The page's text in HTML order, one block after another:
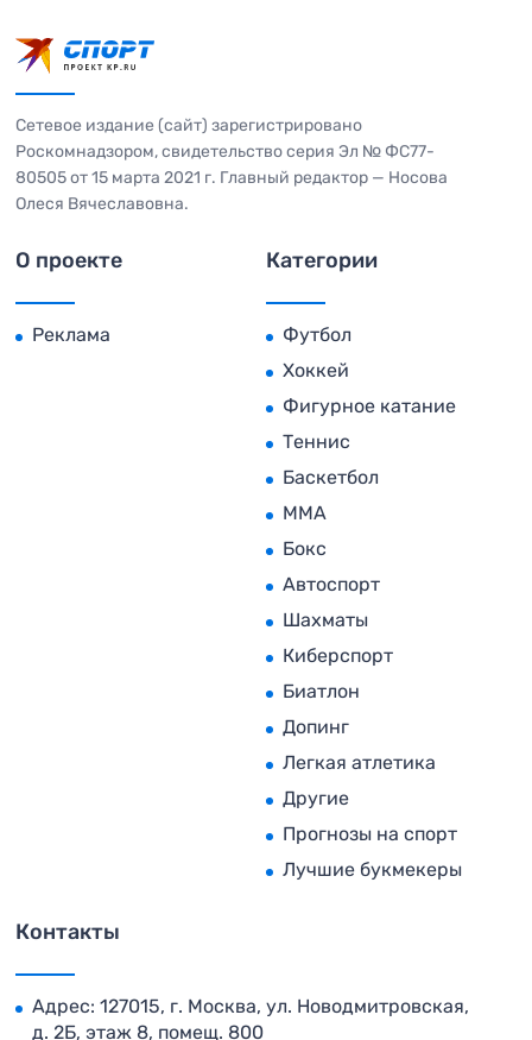
Сетевое издание (сайт) зарегистрировано
Роскомнадзором, свидетельство серия Эл № ФС77-
80505 от 15 марта 2021 г. Главный редактор — Носова
Олеся Вячеславовна.
О проекте
Реклама
Категории
Футбол
Хоккей
Фигурное катание
Теннис
Баскетбол
MMA
Бокс
Автоспорт
Шахматы
Киберспорт
Биатлон
Допинг
Легкая атлетика
Другие
Прогнозы на спорт
Лучшие букмекеры
Контакты
Адрес: 127015, г. Москва, ул. Новодмитровская,
д. 2Б, этаж 8, помещ. 800